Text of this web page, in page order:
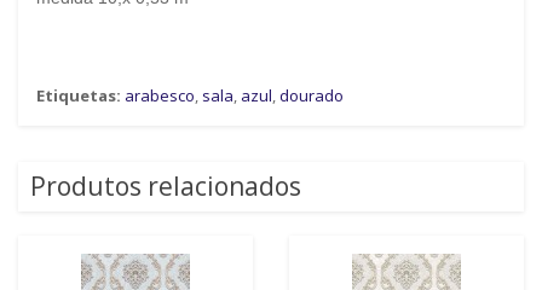
Etiquetas: arabesco, sala, azul,dourado
Produtos relacionados